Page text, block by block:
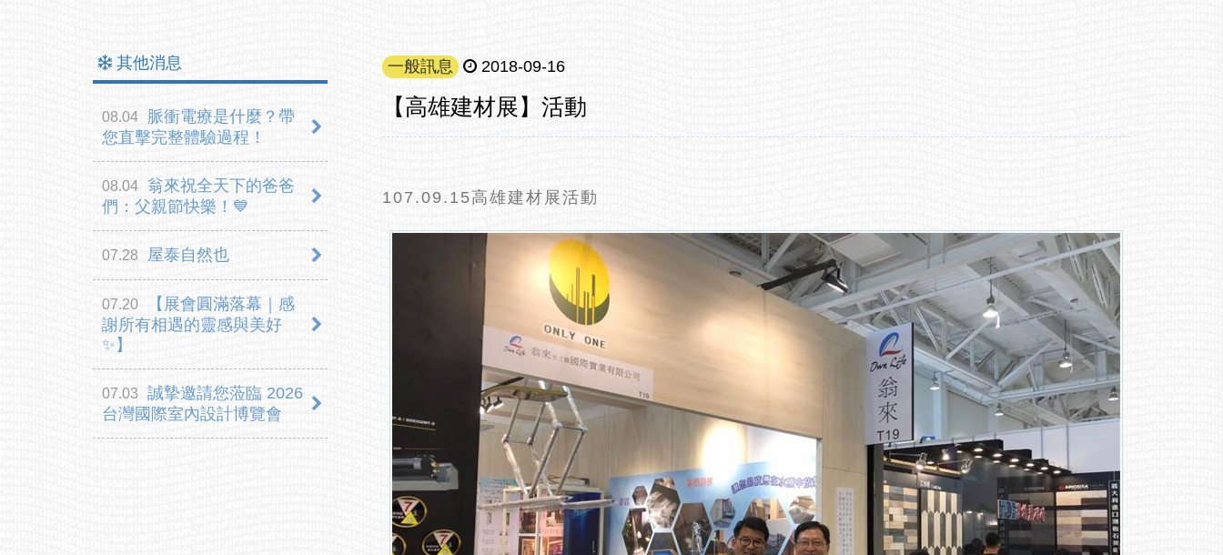
一般訊息 2018-09-16
【高雄建材展】活動
其他消息
08.04
脈衝電療是什麼？帶
您直擊完整體驗過程！
08.04
翁來祝全天下的爸爸
們：父親節快樂！💙
07.28 屋泰自然也
07.20
【展會圓滿落幕｜感
謝所有相遇的靈感與美好
✨】
07.03
誠摯邀請您蒞臨 2026
台灣國際室內設計博覽會